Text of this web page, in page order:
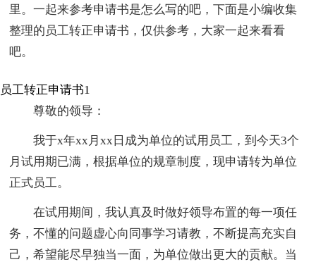
里。一起来参考申请书是怎么写的吧，下面是小编收集
整理的员工转正申请书，仅供参考，大家一起来看看
吧。
员工转正申请书1
尊敬的领导：
我于x年xx月xx日成为单位的试用员工，到今天3个
月试用期已满，根据单位的规章制度，现申请转为单位
正式员工。
在试用期间，我认真及时做好领导布置的每一项任
务，不懂的问题虚心向同事学习请教，不断提高充实自
己，希望能尽早独当一面，为单位做出更大的贡献。当